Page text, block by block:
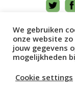
We gebruiken
onze website
jouw gegevens
mogelijkheden
Cookie settings